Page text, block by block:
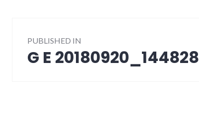
navigation
PUBLISHED IN
G E 20180920_144828